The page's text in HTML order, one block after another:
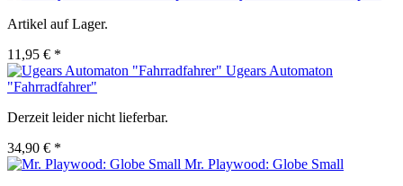
Artikel auf Lager.
11,95 € *
Ugears Automaton
"Fahrradfahrer"
Derzeit leider nicht lieferbar.
34,90 € *
Mr. Playwood: Globe Small